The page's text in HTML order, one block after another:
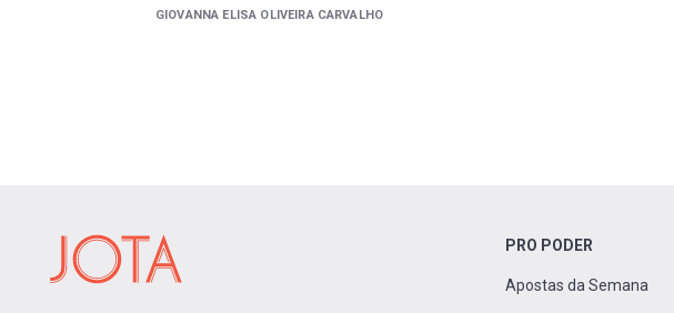
GIOVANNA ELISA OLIVEIRA CARVALHO
PRO PODER
Apostas da Semana